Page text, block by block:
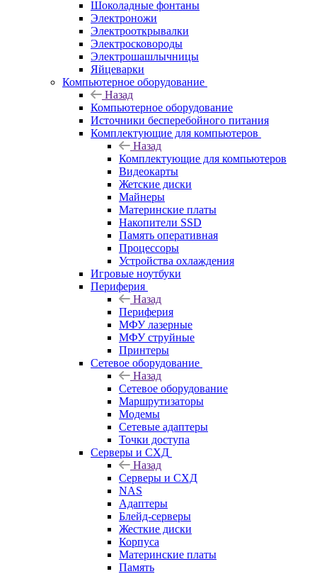
Шоколадные фонтаны
Электроножи
Электрооткрывалки
Электросковороды
Электрошашлычницы
Яйцеварки
Компьютерное оборудование
Назад
Компьютерное оборудование
Источники бесперебойного питания
Комплектующие для компьютеров
Назад
Комплектующие для компьютеров
Видеокарты
Жетские диски
Майнеры
Материнские платы
Накопители SSD
Память оперативная
Процессоры
Устройства охлаждения
Игровые ноутбуки
Периферия
Назад
Периферия
МФУ лазерные
МФУ струйные
Принтеры
Сетевое оборудование
Назад
Сетевое оборудование
Маршрутизаторы
Модемы
Сетевые адаптеры
Точки доступа
Серверы и СХД
Назад
Серверы и СХД
NAS
Адаптеры
Блейд-серверы
Жесткие диски
Корпуса
Материнские платы
Память